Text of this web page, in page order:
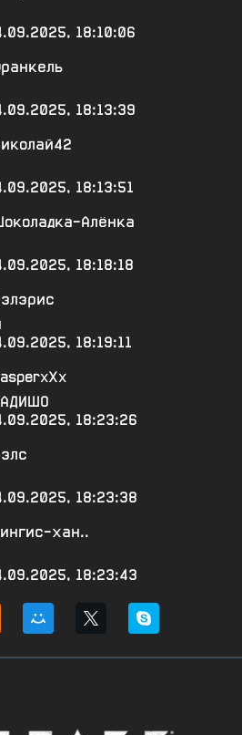
18:10:06
18:13:39
18:13:51
Алёнка
18:18:18
18:19:11
18:23:26
18:23:38
хан..
18:23:43